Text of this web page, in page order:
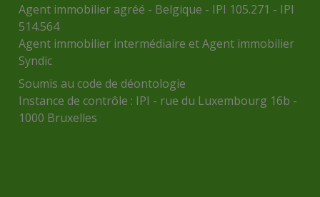
Agent immobilier agréé - Belgique - IPI 105.271 - IPI
514.564
Agent immobilier intermédiaire et Agent immobilier
Syndic
Soumis au code de déontologie
Instance de contrôle : IPI - rue du Luxembourg 16b -
1000 Bruxelles